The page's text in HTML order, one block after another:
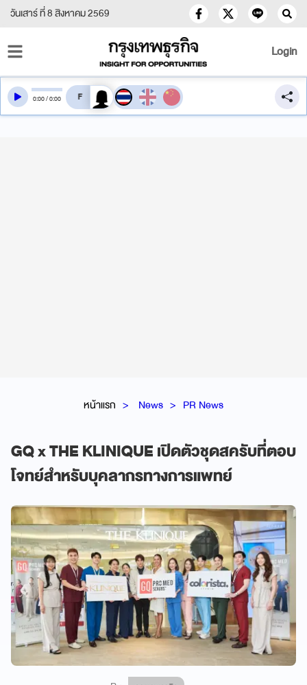
วันเสาร์ ที่ 8 สิงหาคม 2569
Login
หน้าแรก News PR News
GQ x THE KLINIQUE เปิดตัวชุดสครับที่ตอบ
โจทย์สำหรับบุคลากรทางการแพทย์
0:00/0:00 สลับเสียงอ่าน